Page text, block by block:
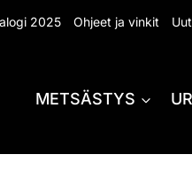
2025 Ohjeet ja vinkit
METSÄSTYS